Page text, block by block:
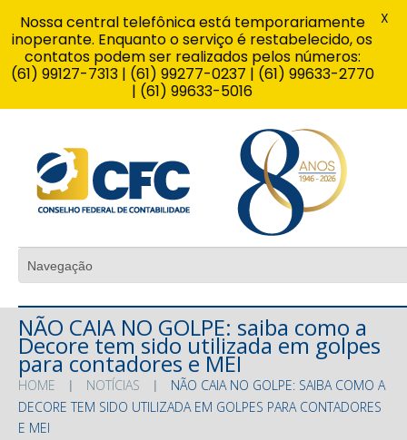
NÃO CAIA NO GOLPE: saiba como a
Decore tem sido utilizada em golpes
para contadores e MEI
HOME NOTÍCIAS
NÃO CAIA NO GOLPE: SAIBA COMO A
DECORE TEM SIDO UTILIZADA EM GOLPES PARA CONTADORES
E MEI
Nossa central telefônica está temporariamente
inoperante. Enquanto o serviço é restabelecido, os
contatos podem ser realizados pelos números:
(61) 99127-7313 | (61) 99277-0237 | (61) 99633-2770
| (61) 99633-5016
X